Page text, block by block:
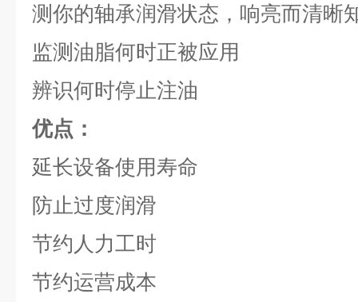
测你的轴承润滑状态，响亮而清晰
监测油脂何时正被应用
辨识何时停止注油
优点：
延长设备使用寿命
防止过度润滑
节约人力工时
节约运营成本